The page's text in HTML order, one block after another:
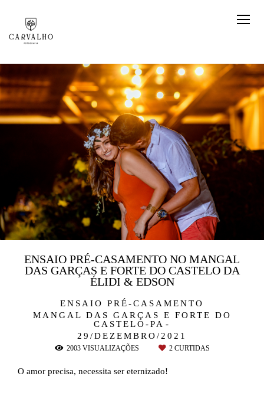
ENSAIO PRÉ-CASAMENTO
MANGAL DAS GARÇAS E FORTE DO
CASTELO-PA
29/DEZEMBRO/2021
ENSAIO PRÉ-CASAMENTO NO MANGAL
DAS GARÇAS E FORTE DO CASTELO DA
ÉLIDI & EDSON
2003VISUALIZAÇÕES 2CURTIDAS
O amor precisa, necessita ser eternizado!